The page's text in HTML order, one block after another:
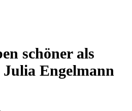
schöner als
Engelmann